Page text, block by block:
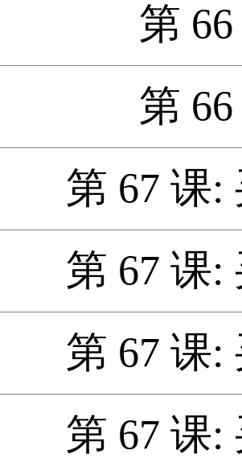
第
第
第 67 课:
第 67 课:
第 67 课:
第 67 课: